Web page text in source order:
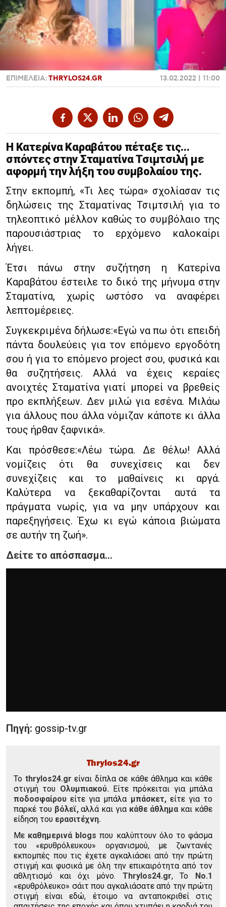
ΕΠΙΜΕΛΕΙΑ:THRYLOS24.GR 13.02.2022 | 11:00
Η Κατερίνα Καραβάτου πέταξε τις...
σπόντες στην Σταματίνα Τσιμτσιλή με
αφορμή την λήξη του συμβολαίου της.
Στην εκπομπή, «Τι λες τώρα» σχολίασαν τις
δηλώσεις της Σταματίνας Τσιμτσιλή για το
τηλεοπτικό μέλλον καθώς το συμβόλαιο της
παρουσιάστριας το ερχόμενο καλοκαίρι
λήγει.
Έτσι πάνω στην συζήτηση η Κατερίνα
Καραβάτου έστειλε το δικό της μήνυμα στην
Σταματίνα, χωρίς ωστόσο να αναφέρει
λεπτομέρειες.
Συγκεκριμένα δήλωσε:«Εγώ να πω ότι επειδή
πάντα δουλεύεις για τον επόμενο εργοδότη
σου ή για το επόμενο project σου, φυσικά και
θα συζητήσεις. Αλλά να έχεις κεραίες
ανοιχτές Σταματίνα γιατί μπορεί να βρεθείς
προ εκπλήξεων. Δεν μιλώ για εσένα. Μιλάω
για άλλους που άλλα νόμιζαν κάποτε κι άλλα
τους ήρθαν ξαφνικά».
Και πρόσθεσε:«Λέω τώρα. Δε θέλω! Αλλά
νομίζεις ότι θα συνεχίσεις και δεν
συνεχίζεις και το μαθαίνεις κι αργά.
Καλύτερα να ξεκαθαρίζονται αυτά τα
πράγματα νωρίς, για να μην υπάρχουν και
παρεξηγήσεις. Έχω κι εγώ κάποια βιώματα
σε αυτήν τη ζωή».
Δείτε το απόσπασμα…
Πηγή: gossip-tv.gr
Thrylos24.gr
To thrylos24.gr είναι δίπλα σε κάθε άθλημα και κάθε
στιγμή του Ολυμπιακού. Είτε πρόκειται για μπάλα
ποδοσφαίρου είτε για μπάλα μπάσκετ,είτε για το
παρκέ του βόλεϊ,αλλά και για κάθε άθλημα και κάθε
είδηση του ερασιτέχνη.
Με καθημερινά blogs που καλύπτουν όλο το φάσμα
του «ερυθρόλευκου» οργανισμού, με ζωντανές
εκπομπές που τις έχετε αγκαλιάσει από την πρώτη
στιγμή και φυσικά με όλη την επικαιρότητα από τον
αθλητισμό και όχι μόνο. Thrylos24.gr, Το Νο.1
«ερυθρόλευκο» σάιτ που αγκαλιάσατε από την πρώτη
στιγμή είναι εδώ, έτοιμο να ανταποκριθεί στις
Χαντμπολ